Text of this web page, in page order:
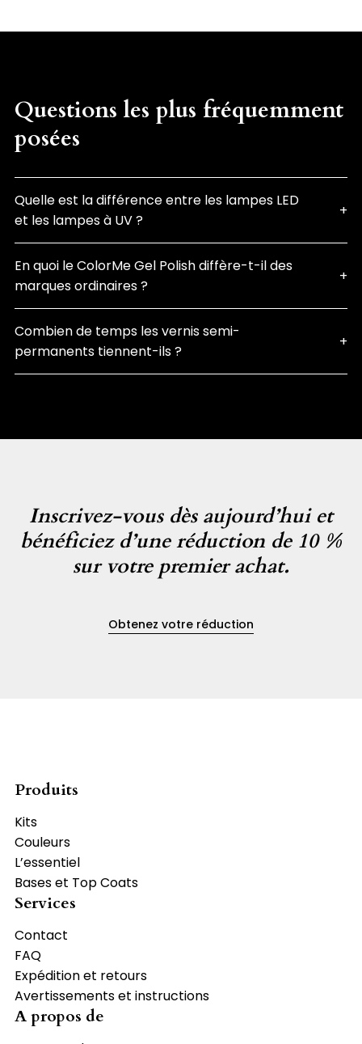
Questions les plus fréquemment
posées
Quelle est la différence entre les lampes LED
et les lampes à UV ?
En quoi le ColorMe Gel Polish diffère-t-il des
marques ordinaires ?
Combien de temps les vernis semi-
permanents tiennent-ils ?
Inscrivez-vous dès aujourd’hui et
bénéficiez d’une réduction de 10 %
sur votre premier achat.
Obtenez votre réduction
Produits
Kits
Couleurs
L’essentiel
Bases et Top Coats
Services
Contact
FAQ
Expédition et retours
Avertissements et instructions
A propos de